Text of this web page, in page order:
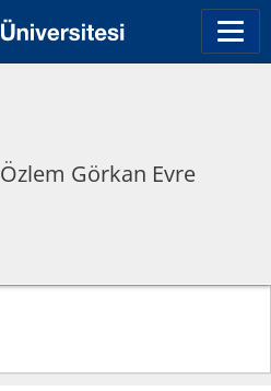
Özlem Görkan Evre